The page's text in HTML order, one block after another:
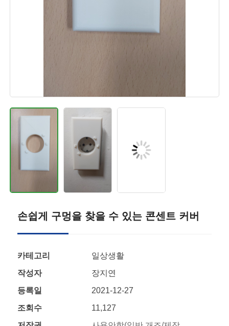
손쉽게 구멍을 찾을 수 있는 콘센트 커버
카테고리
일상생활
작성자
장지연
등록일
2021-12-27
조회수
11,127